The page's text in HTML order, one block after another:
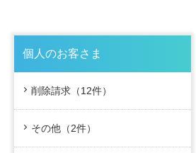
個人のお客さま
削除請求（12件）
その他（2件）